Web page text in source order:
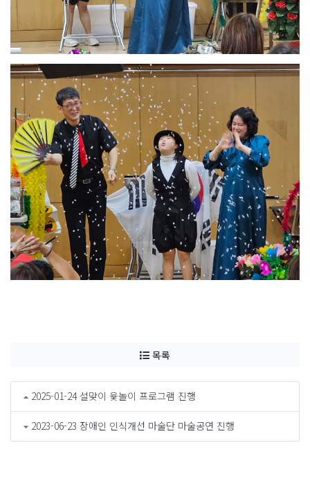
목록
2025-01-24 설맞이 윷놀이 프로그램 진행
2023-06-23 장애인 인식개선 마술단 마술공연 진행